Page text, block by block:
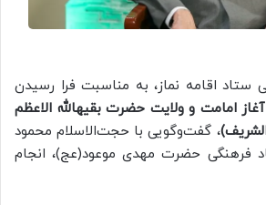
ستاد اقامه نماز، به مناسبت فرا رسیدن
آغاز امامت و ولایت حضرت بقیهالله الاعظم
، گفت‌وگویی با حجت‌الاسلام محمود
فرهنگی حضرت مهدی موعود(عج)، انجام